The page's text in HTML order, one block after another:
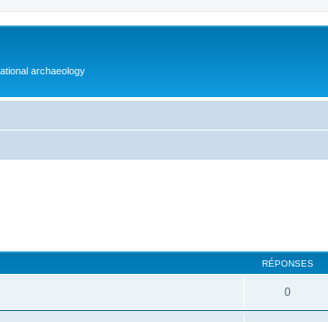
archaeology
RÉPONSES
0